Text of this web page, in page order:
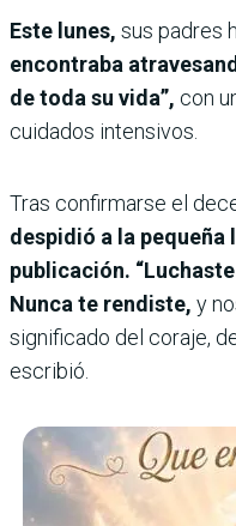
Este lunes, sus padres
encontraba
de toda su vida”, con
cuidados intensivos.
Tras confirmarse el
despidió a la
publicación.
Nunca te rendiste, y
significado del coraje,
escribió.